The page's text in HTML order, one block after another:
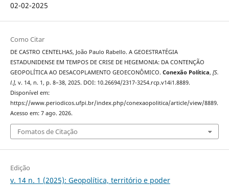
02-02-2025
Como Citar
DE CASTRO CENTELHAS, João Paulo Rabello. A GEOESTRATÉGIA
ESTADUNIDENSE EM TEMPOS DE CRISE DE HEGEMONIA: DA CONTENÇÃO
GEOPOLÍTICA AO DESACOPLAMENTO GEOECONÔMICO. Conexão Política, [S.
l.], v. 14, n. 1, p. 8–38, 2025. DOI: 10.26694/2317-3254.rcp.v14i1.8889.
Disponível em:
https://www.periodicos.ufpi.br/index.php/conexaopolitica/article/view/8889.
Acesso em: 7 ago. 2026.
Fomatos de Citação
Edição
v. 14 n. 1 (2025): Geopolítica, território e poder